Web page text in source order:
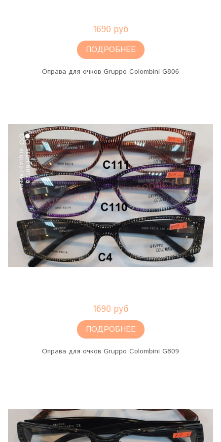
1690 руб
ПОДРОБНЕЕ
Оправа для очков Gruppo Colombini G806
1690 руб
ПОДРОБНЕЕ
Оправа для очков Gruppo Colombini G809